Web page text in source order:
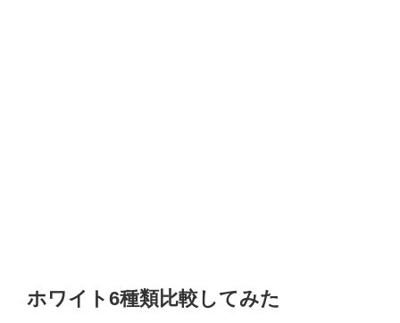
ホワイト6種類比較してみた